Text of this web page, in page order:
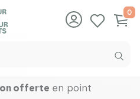
0
offerte en point